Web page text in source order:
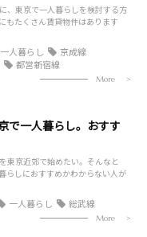
、東京で一人暮らしを検討する方
もたくさん賃貸物件はあります
一人暮らし
京成線
都営新宿線
More
で一人暮らし。おすす
東京近郊で始めたい。そんなと
らしにおすすめかわからない人が
一人暮らし 総武線
More